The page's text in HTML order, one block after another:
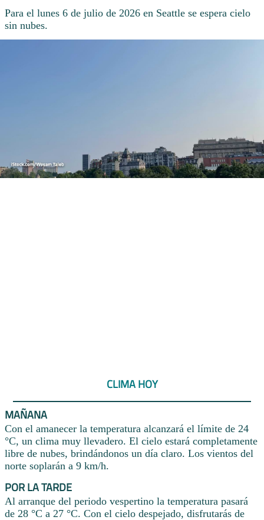
Para el lunes 6 de julio de 2026 en Seattle se espera cielo
sin nubes.
CLIMA HOY
MAÑANA
Con el amanecer la temperatura alcanzará el límite de 24
°C, un clima muy llevadero. El cielo estará completamente
libre de nubes, brindándonos un día claro. Los vientos del
norte soplarán a 9 km/h.
POR LA TARDE
Al arranque del periodo vespertino la temperatura pasará
de 28 °C a 27 °C. Con el cielo despejado, disfrutarás de